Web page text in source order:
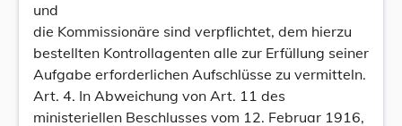
und
die Kommissionäre sind verpflichtet, dem hierzu
bestellten Kontrollagenten alle zur Erfüllung seiner
Aufgabe erforderlichen Aufschlüsse zu vermitteln.
Art. 4. In Abweichung von Art. 11 des
ministeriellen Beschlusses vom 12. Februar 1916,